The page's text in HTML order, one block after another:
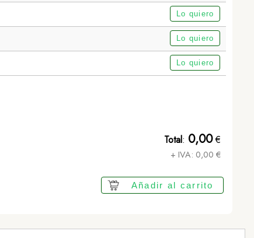
Lo quiero
Lo quiero
Lo quiero
Total: 0,00€
+ IVA: 0,00 €
Añadir al carrito